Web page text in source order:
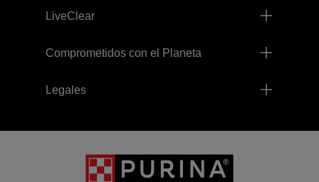
LiveClear
Comprometidos con el Planeta
Legales